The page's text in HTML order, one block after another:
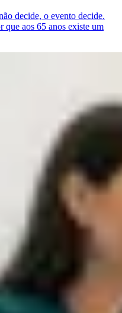
decide, o evento decide.
que aos 65 anos existe um